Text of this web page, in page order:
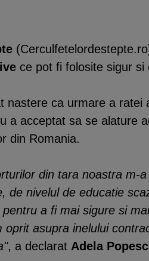
ce pot fi folosite sigur si
nastere ca urmare a
a acceptat sa se alature
din Romania.
din tara noastra m-
de nivelul de educatie
a fi mai sigure si
asupra inelului
, a declarat Adela